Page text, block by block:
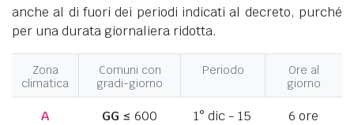
anche al di fuori dei periodi indicati al decreto, purché
per una durata giornaliera ridotta.
Zona
climatica
Comuni con
gradi-giorno
Periodo
Ore al
giorno
A GG ≤ 600
1° dic - 15
6 ore